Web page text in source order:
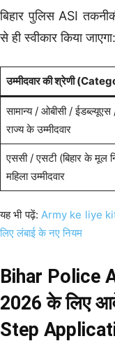
बिहार पुलिस ASI
से ही स्वीकार किया जाएगा:
उम्मीदवार की श्रेणी
सामान्य / ओबीसी /
राज्य के उम्मीदवार
एससी / एसटी (बिहार के मूल
महिला उम्मीदवार
यह भी पढ़ें: Army ke liye
लिए लंबाई के नए नियम
Bihar Police
2026 के लिए
Step